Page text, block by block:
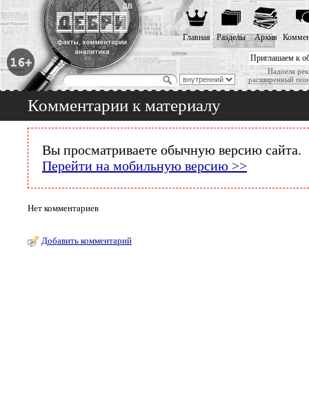
Приглашаем к
Надоела
расширенный
Главная Разделы Архив
Комментарии к материалу
Вы просматриваете обычную версию сайта.
Перейти на мобильную версию >>
Нет комментариев
Добавить комментарий